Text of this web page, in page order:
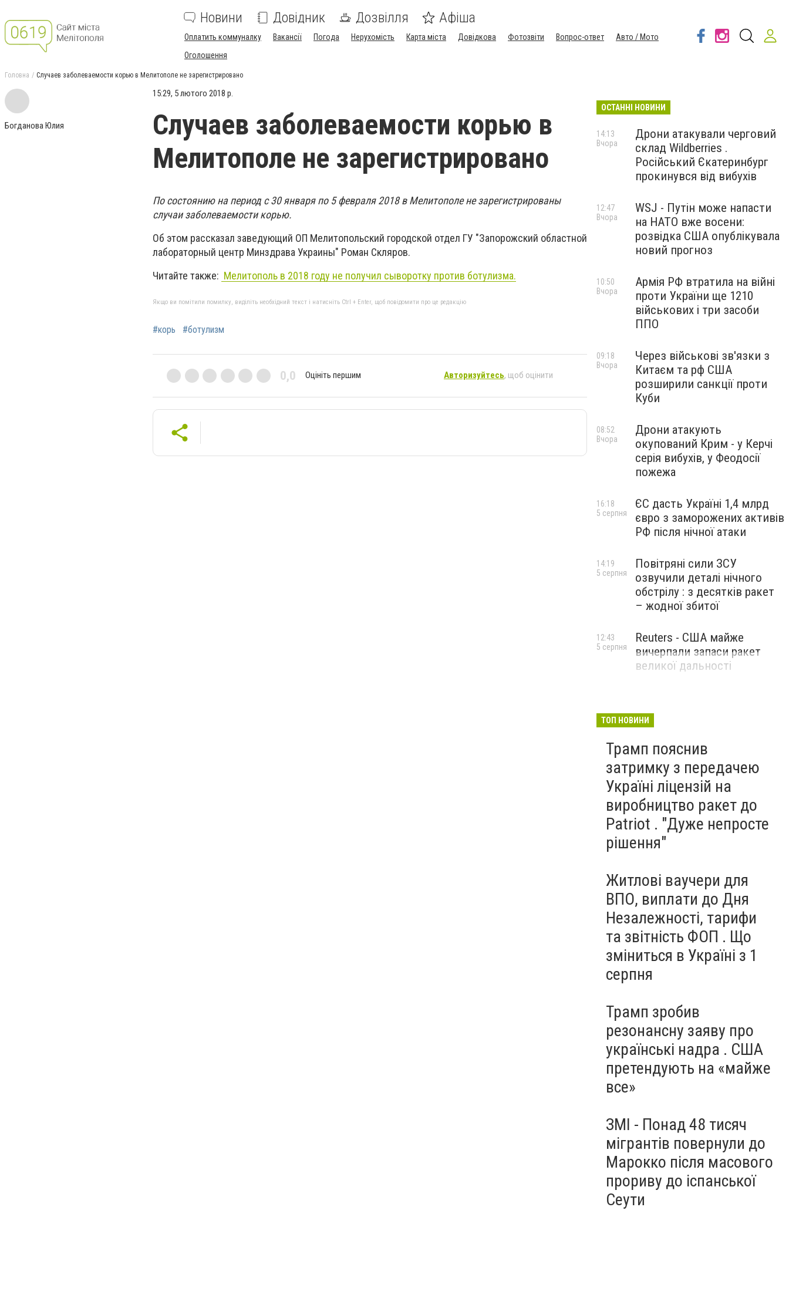
Новини Довідник Дозвілля Афіша
Оплатить коммуналку Вакансії Погода Нерухомість Карта міста Довідкова Фотозвіти Вопрос-ответ
Авто / Мото
Оголошення
Головна Случаев заболеваемости корью в Мелитополе не зарегистрировано
Богданова Юлия
15:29, 5 лютого 2018 р.
Случаев заболеваемости корью в
Мелитополе не зарегистрировано
По состоянию на период с 30 января по 5 февраля 2018 в Мелитополе не зарегистрированы
случаи заболеваемости корью.
Об этом рассказал заведующий ОП Мелитопольский городской отдел ГУ "Запорожский областной
лабораторный центр Минздрава Украины" Роман Скляров.
Читайте также: Мелитополь в 2018 году не получил сыворотку против ботулизма.
Якщо ви помітили помилку, виділіть необхідний текст і натисніть Ctrl + Enter, щоб повідомити про це редакцію
#корь #ботулизм
0,0 Оцініть першим Авторизуйтесь, щоб оцінити
ОСТАННІ НОВИНИ
Дрони атакували черговий
склад Wildberries .
Російський Єкатеринбург
прокинувся від вибухів
14:13
Вчора
WSJ - Путін може напасти
на НАТО вже восени:
розвідка США опублікувала
новий прогноз
12:47
Вчора
Армія РФ втратила на війні
проти України ще 1210
військових і три засоби
ППО
10:50
Вчора
Через військові зв'язки з
Китаєм та рф США
розширили санкції проти
Куби
09:18
Вчора
Дрони атакують
окупований Крим - у Керчі
серія вибухів, у Феодосії
пожежа
08:52
Вчора
ЄС дасть Україні 1,4 млрд
євро з заморожених активів
РФ після нічної атаки
16:18
5 серпня
Повітряні сили ЗСУ
озвучили деталі нічного
обстрілу : з десятків ракет
– жодної збитої
14:19
5 серпня
Reuters - США майже
вичерпали запаси ракет
великої дальності
12:43
5 серпня
ТОП НОВИНИ
Трамп пояснив
затримку з передачею
Україні ліцензій на
виробництво ракет до
Patriot . "Дуже непросте
рішення"
Житлові ваучери для
ВПО, виплати до Дня
Незалежності, тарифи
та звітність ФОП . Що
зміниться в Україні з 1
серпня
Трамп зробив
резонансну заяву про
українські надра . США
претендують на «майже
все»
ЗМІ - Понад 48 тисяч
мігрантів повернули до
Марокко після масового
прориву до іспанської
Сеути